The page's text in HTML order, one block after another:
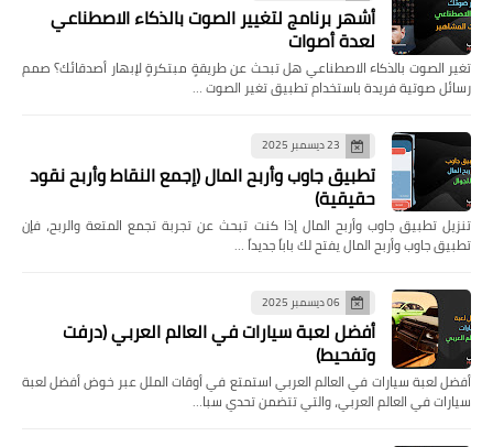
أشهر برنامج لتغيير الصوت بالذكاء الاصطناعي
لعدة أصوات
تغير الصوت بالذكاء الاصطناعي هل تبحث عن طريقةٍ مبتكرةٍ لإبهار أصدقائك؟ صمم
رسائل صوتية فريدة باستخدام تطبيق تغير الصوت …
23 ديسمبر 2025
تطبيق جاوب وأربح المال (إجمع النقاط وأربح نقود
حقيقية)
تنزيل تطبيق جاوب وأربح المال إذا كنت تبحث عن تجربة تجمع المتعة والربح، فإن
تطبيق جاوب وأربح المال يفتح لك باباً جديداً …
06 ديسمبر 2025
أفضل لعبة سيارات في العالم العربي (درفت
وتفحيط)
أفضل لعبة سيارات في العالم العربي استمتع في أوقات الملل عبر خوض أفضل لعبة
سيارات في العالم العربي، والتي تتضمن تحدي سبا…